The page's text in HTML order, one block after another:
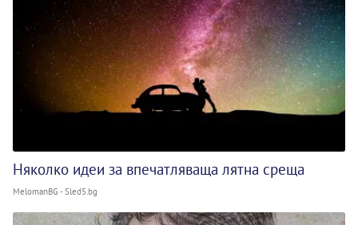
Няколко идеи за впечатляваща лятна среща
MelomanBG - Sled5.bg